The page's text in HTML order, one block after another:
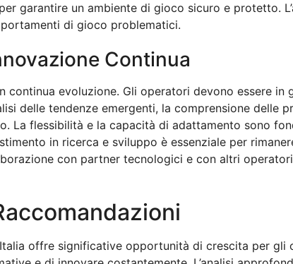
garantire un ambiente di gioco sicuro e protetto.
di gioco problematici.
Continua
continua evoluzione. Gli operatori devono essere
delle tendenze emergenti, la comprensione delle
La flessibilità e la capacità di adattamento sono
in ricerca e sviluppo è essenziale per
con partner tecnologici e con altri
offre significative opportunità di crescita per gli